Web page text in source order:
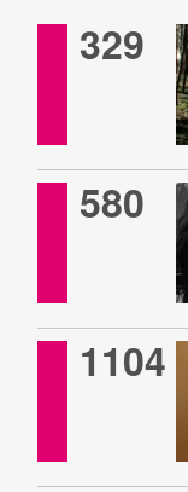
329
580
1104